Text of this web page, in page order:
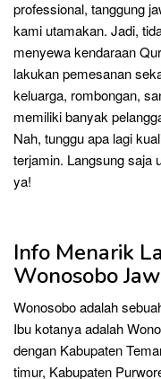
professional, tanggung
kami utamakan. Jadi,
menyewa kendaraan
lakukan pemesanan
keluarga, rombongan,
memiliki banyak
Nah, tunggu apa lagi
terjamin. Langsung saja
ya!
Info Menarik
Wonosobo
Wonosobo adalah
Ibu kotanya adalah
dengan Kabupaten
timur, Kabupaten